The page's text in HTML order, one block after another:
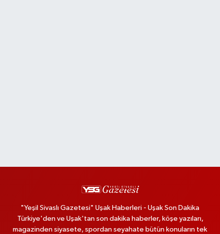
"Yeşil Sivaslı Gazetesi" Uşak Haberleri - Uşak Son Dakika
Türkiye'den ve Uşak'tan son dakika haberler, köşe yazıları,
magazinden siyasete, spordan seyahate bütün konuların tek